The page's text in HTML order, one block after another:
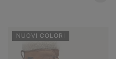
NUOVI COLORI